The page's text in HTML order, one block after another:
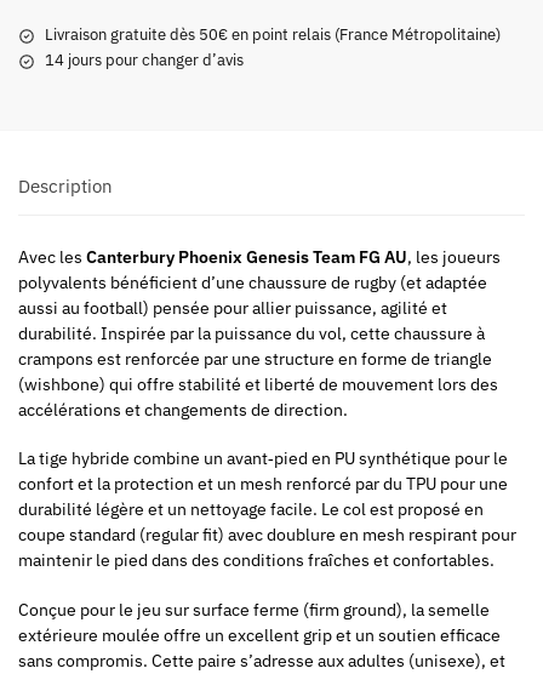
Livraison gratuite dès 50€ en point relais (France Métropolitaine)
14 jours pour changer d’avis
Description
Avec les Canterbury Phoenix Genesis Team FG AU, les joueurs
polyvalents bénéficient d’une chaussure de rugby (et adaptée
aussi au football) pensée pour allier puissance, agilité et
durabilité. Inspirée par la puissance du vol, cette chaussure à
crampons est renforcée par une structure en forme de triangle
(wishbone) qui offre stabilité et liberté de mouvement lors des
accélérations et changements de direction.
La tige hybride combine un avant‑pied en PU synthétique pour le
confort et la protection et un mesh renforcé par du TPU pour une
durabilité légère et un nettoyage facile. Le col est proposé en
coupe standard (regular fit) avec doublure en mesh respirant pour
maintenir le pied dans des conditions fraîches et confortables.
Conçue pour le jeu sur surface ferme (firm ground), la semelle
extérieure moulée offre un excellent grip et un soutien efficace
sans compromis. Cette paire s’adresse aux adultes (unisexe), et